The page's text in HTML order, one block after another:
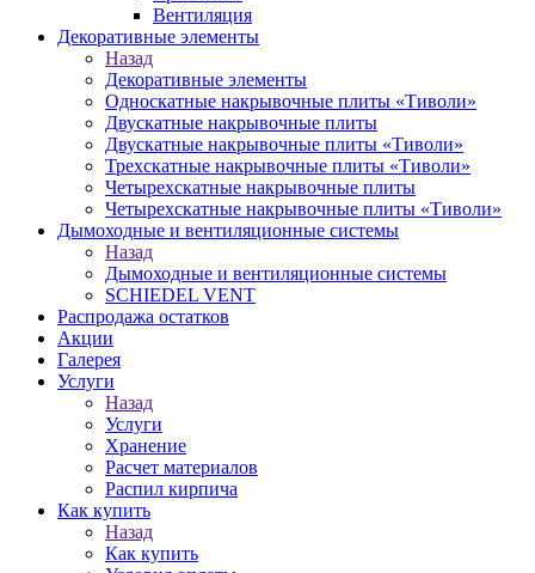
Вентиляция
Декоративные элементы
Назад
Декоративные элементы
Односкатные накрывочные плиты «Тиволи»
Двускатные накрывочные плиты
Двускатные накрывочные плиты «Тиволи»
Трехскатные накрывочные плиты «Тиволи»
Четырехскатные накрывочные плиты
Четырехскатные накрывочные плиты «Тиволи»
Дымоходные и вентиляционные системы
Назад
Дымоходные и вентиляционные системы
SCHIEDEL VENT
Распродажа остатков
Акции
Галерея
Услуги
Назад
Услуги
Хранение
Расчет материалов
Распил кирпича
Как купить
Назад
Как купить